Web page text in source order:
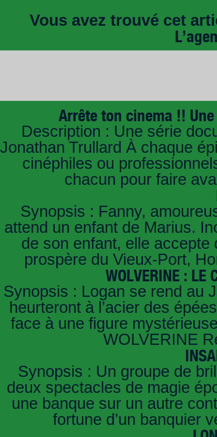
Vous avez trouvé cet
Arrête ton cinema !!
Description : Une série
Jonathan Trullard À chaque
cinéphiles ou
chacun pour faire
Synopsis : Fanny,
attend un enfant de Marius.
de son enfant, elle
prospère du Vieux-Port,
WOLVERINE : LE
Synopsis : Logan se rend au
heurteront à l’acier des
face à une figure
WOLVERINE
Synopsis : Un groupe de
deux spectacles de magie
une banque sur un autre
fortune d’un banquier